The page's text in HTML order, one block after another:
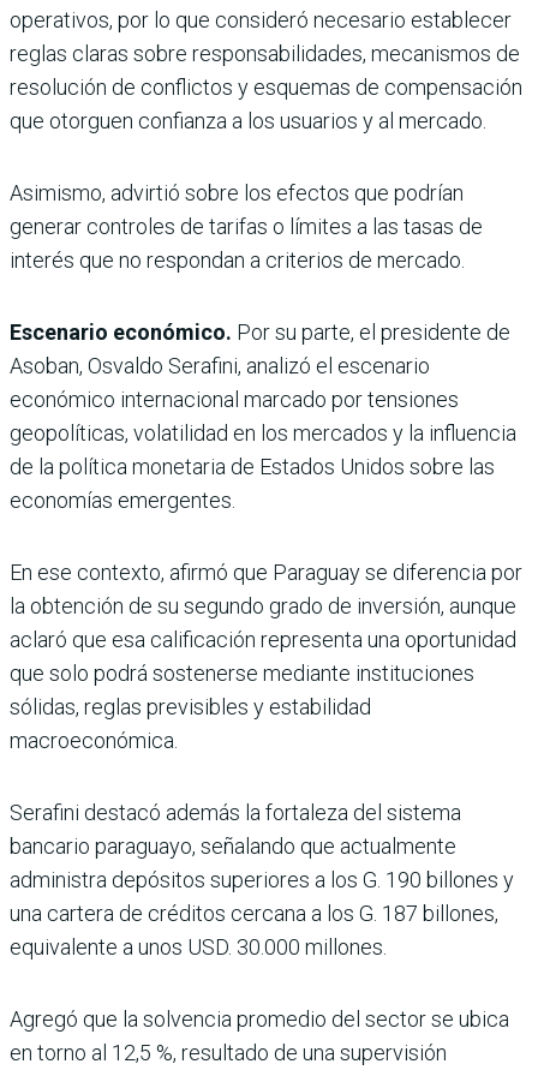
operativos, por lo que consideró necesario establecer
reglas claras sobre responsabilidades, mecanismos de
resolución de conflictos y esquemas de compensación
que otorguen confianza a los usuarios y al mercado.
Asimismo, advirtió sobre los efectos que podrían
generar controles de tarifas o límites a las tasas de
interés que no respondan a criterios de mercado.
Escenario económico. Por su parte, el presidente de
Asoban, Osvaldo Serafini, analizó el escenario
económico internacional marcado por tensiones
geopolíticas, volatilidad en los mercados y la influencia
de la política monetaria de Estados Unidos sobre las
economías emergentes.
En ese contexto, afirmó que Paraguay se diferencia por
la obtención de su segundo grado de inversión, aunque
aclaró que esa calificación representa una oportunidad
que solo podrá sostenerse mediante instituciones
sólidas, reglas previsibles y estabilidad
macroeconómica.
Serafini destacó además la fortaleza del sistema
bancario paraguayo, señalando que actualmente
administra depósitos superiores a los G. 190 billones y
una cartera de créditos cercana a los G. 187 billones,
equivalente a unos USD. 30.000 millones.
Agregó que la solvencia promedio del sector se ubica
en torno al 12,5 %, resultado de una supervisión